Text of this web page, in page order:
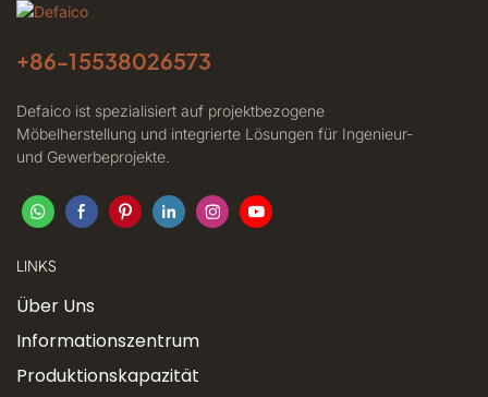
+86-15538026573
Defaico ist spezialisiert auf projektbezogene
Möbelherstellung und integrierte Lösungen für Ingenieur-
und Gewerbeprojekte.
LINKS
Über Uns
Informationszentrum
Produktionskapazität